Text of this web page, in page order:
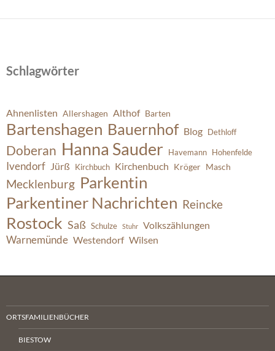
Schlagwörter
Ahnenlisten Allershagen Althof Barten
Bartenshagen Bauernhof Blog Dethloff
Doberan Hanna Sauder Havemann Hohenfelde
Ivendorf Jürß Kirchbuch Kirchenbuch Kröger Masch
Mecklenburg Parkentin
Parkentiner Nachrichten Reincke
Rostock Saß Schulze Stuhr Volkszählungen
Warnemünde Westendorf Wilsen
ORTSFAMILIENBÜCHER
BIESTOW